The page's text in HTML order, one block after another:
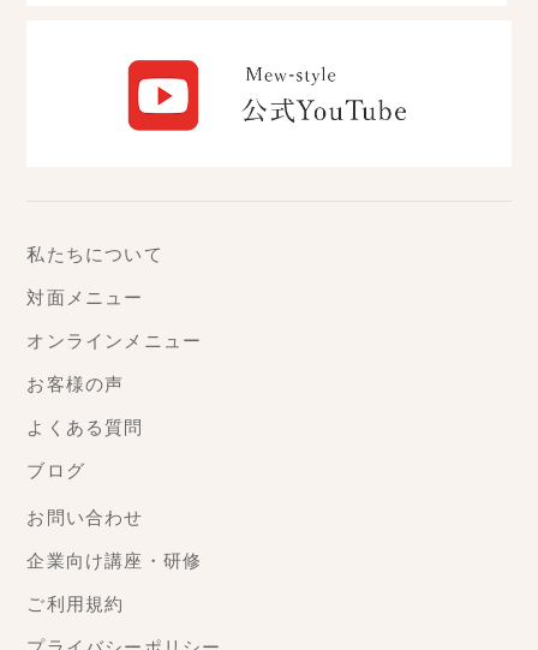
私たちについて
対面メニュー
オンラインメニュー
お客様の声
よくある質問
ブログ
お問い合わせ
企業向け講座・研修
ご利用規約